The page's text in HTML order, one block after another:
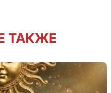
ТАКЖЕ